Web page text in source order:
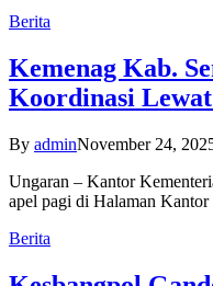
Berita
Kemenag Kab.
Koordinasi
By adminNovember 24,
Ungaran – Kantor
apel pagi di Halaman
Berita